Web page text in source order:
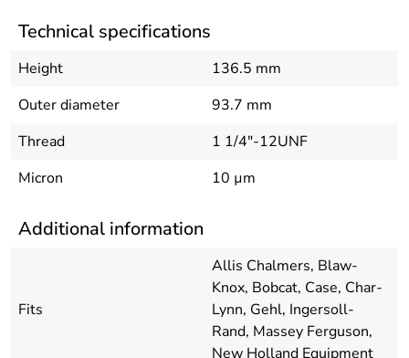
Technical specifications
Height
136.5 mm
Outer diameter
93.7 mm
Thread
1 1/4"-12UNF
Micron
10 µm
Additional information
Fits
Allis Chalmers, Blaw-
Knox, Bobcat, Case, Char-
Lynn, Gehl, Ingersoll-
Rand, Massey Ferguson,
New Holland Equipment